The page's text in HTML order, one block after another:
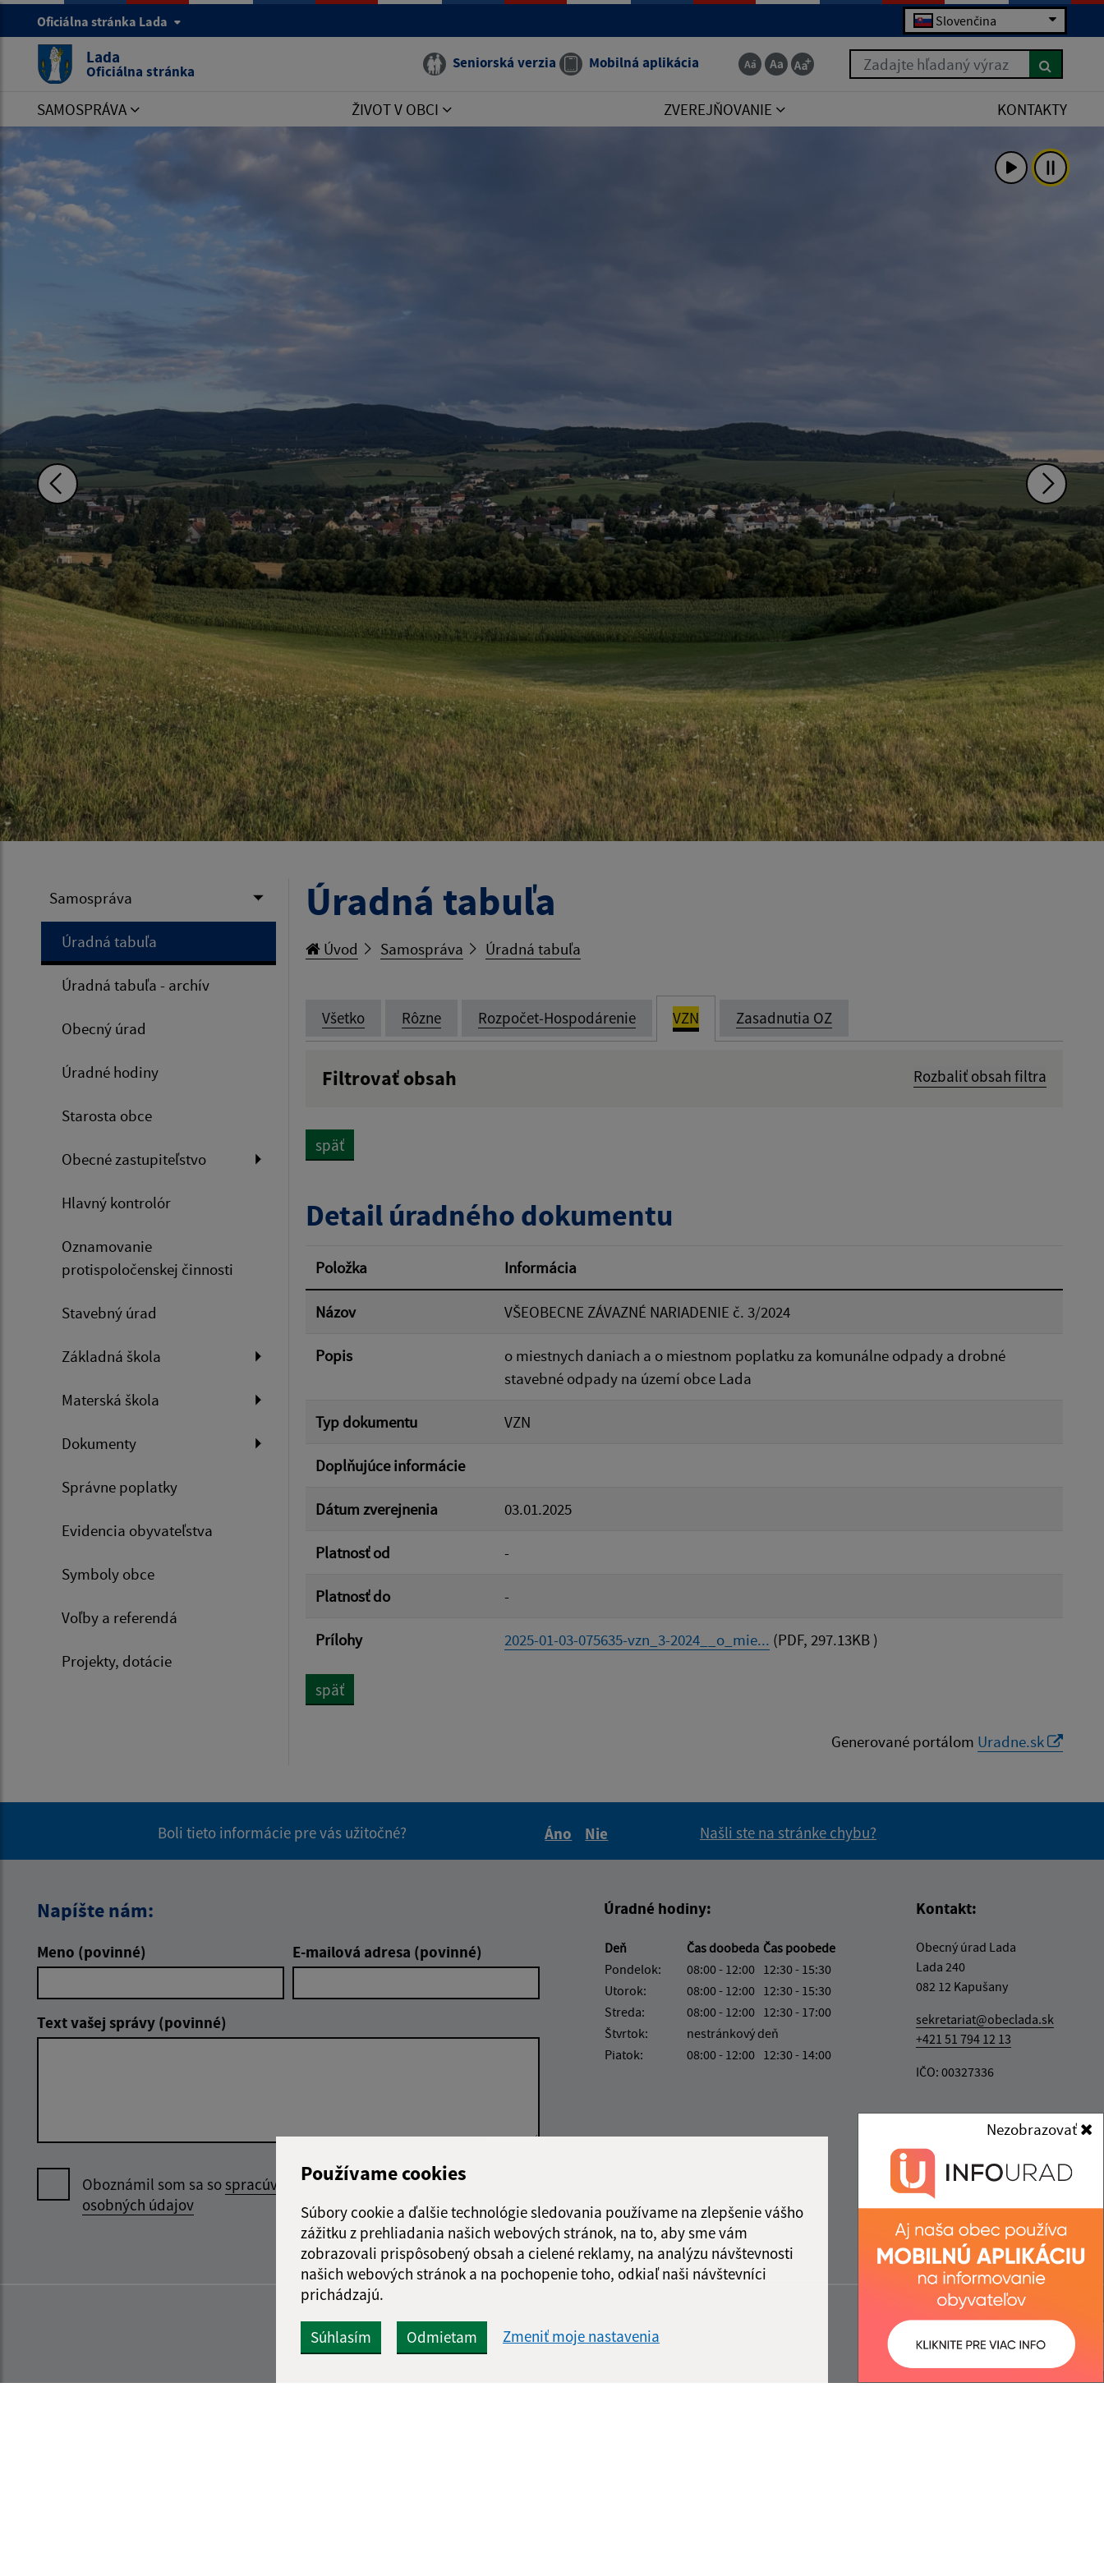
Používame cookies
Súbory cookie a ďalšie technológie sledovania používame na zlepšenie vášho
zážitku z prehliadania našich webových stránok, na to, aby sme vám
zobrazovali prispôsobený obsah a cielené reklamy, na analýzu návštevnosti
našich webových stránok a na pochopenie toho, odkiaľ naši návštevníci
prichádzajú.
Súhlasím Odmietam Zmeniť moje nastavenia
Nezobrazovať
Oficiálna stránka Lada Slovenčina
Lada
Oficiálna stránka Seniorská verzia Mobilná aplikácia Zadajte hľadaný výraz
SAMOSPRÁVA ŽIVOT V OBCI ZVEREJŇOVANIE KONTAKTY
Samospráva
Úradná tabuľa
Úradná tabuľa - archív
Obecný úrad
Úradné hodiny
Starosta obce
Obecné zastupiteľstvo
Hlavný kontrolór
Oznamovanie
protispoločenskej činnosti
Stavebný úrad
Základná škola
Materská škola
Dokumenty
Správne poplatky
Evidencia obyvateľstva
Symboly obce
Voľby a referendá
Projekty, dotácie
Úradná tabuľa
Úvod Samospráva Úradná tabuľa
Všetko Rôzne Rozpočet-Hospodárenie VZN Zasadnutia OZ
Filtrovať obsah Rozbaliť obsah filtra
Filtrovať
späť
Detail úradného dokumentu
Položka Informácia
Názov VŠEOBECNE ZÁVAZNÉ NARIADENIE č. 3/2024
Popis
o miestnych daniach a o miestnom poplatku za komunálne odpady a drobné
stavebné odpady na území obce Lada
Typ dokumentu VZN
Doplňujúce informácie
Dátum zverejnenia 03.01.2025
Platnosť od -
Platnosť do -
Prílohy 2025-01-03-075635-vzn_3-2024__o_mie... (PDF, 297.13KB )
späť
Generované portálom Uradne.sk
Boli tieto informácie pre vás užitočné?
Áno
Nie
Našli ste na stránke chybu?
Napíšte nám:
Meno (povinné) E-mailová adresa (povinné)
Text vašej správy (povinné)
Oboznámil som sa sospracúvaním
osobných údajov
Google reCaptcha Response
Odoslať správu
Úradné hodiny:
Deň Čas doobeda Čas poobede
Pondelok:
08:00 - 12:00 12:30 - 15:30
Utorok:
08:00 - 12:00 12:30 - 15:30
Streda:
08:00 - 12:00 12:30 - 17:00
Štvrtok:
nestránkový deň
Piatok:
08:00 - 12:00 12:30 - 14:00
Kontakt:
Obecný úrad Lada
Lada 240
082 12 Kapušany
sekretariat@obeclada.sk
+421 51 794 12 13
IČO: 00327336